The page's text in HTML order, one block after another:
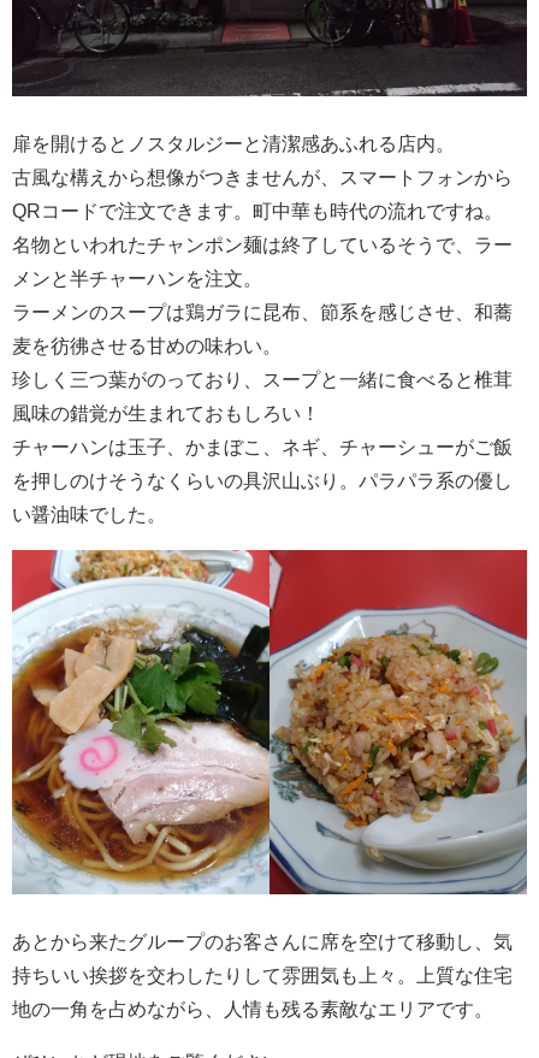
扉を開けるとノスタルジーと清潔感あふれる店内。
古風な構えから想像がつきませんが、スマートフォンから
QRコードで注文できます。町中華も時代の流れですね。
名物といわれたチャンポン麺は終了しているそうで、ラー
メンと半チャーハンを注文。
ラーメンのスープは鶏ガラに昆布、節系を感じさせ、和蕎
麦を彷彿させる甘めの味わい。
珍しく三つ葉がのっており、スープと一緒に食べると椎茸
風味の錯覚が生まれておもしろい！
チャーハンは玉子、かまぼこ、ネギ、チャーシューがご飯
を押しのけそうなくらいの具沢山ぶり。パラパラ系の優し
い醤油味でした。
あとから来たグループのお客さんに席を空けて移動し、気
持ちいい挨拶を交わしたりして雰囲気も上々。上質な住宅
地の一角を占めながら、人情も残る素敵なエリアです。